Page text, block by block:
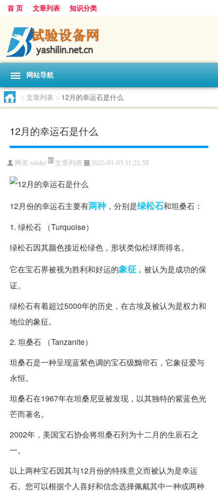
首 页 文章列表 知识分类
网站导航
> 文章列表 > 12月的幸运石是什么
12月的幸运石是什么
网友:sslake 文章列表 2025-01-03 11:21:58
12月份的幸运石主要有两种 ，分别是绿松石和坦桑石：
1. 绿松石 （Turquoise）
绿松石因其颜色接近松绿色，形状类似松球而得名。
它在宝石界被视为胜利和好运的象征 ，被认为是成功的保
证。
绿松石有着超过5000年的历史，在古埃及被认为是权力和
地位的象征。
2. 坦桑石 （Tanzanite）
坦桑石是一种呈现蓝紫色调的宝石级黝帘石，它象征爱与
永恒。
坦桑石在1967年在坦桑尼亚被发现，以其独特的紫蓝色光
芒而著名。
2002年，美国宝石协会将坦桑石列为十二月的生辰石之
一。
以上两种宝石因其与12月份的特殊意义而被认为是幸运
石。您可以根据个人喜好和信念选择佩戴其中一种或两种